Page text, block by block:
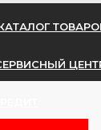
19:00)